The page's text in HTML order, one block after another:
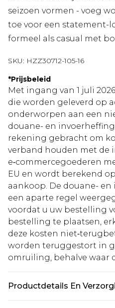
seizoen vormen - voeg
toe voor een statement-
formeel als casual met
SKU: HZZ30712-105-16
*Prijsbeleid
Met ingang van 1 juli
die worden geleverd op
onderworpen aan een
douane- en
rekening gebracht om
verband houden met de
e‑commercegoederen
EU en wordt berekend
aankoop. De douane-
een aparte regel
voordat u uw bestelling
bestelling te plaatsen,
deze kosten
worden teruggestort in
omruiling, behalve waar
Productdetails En